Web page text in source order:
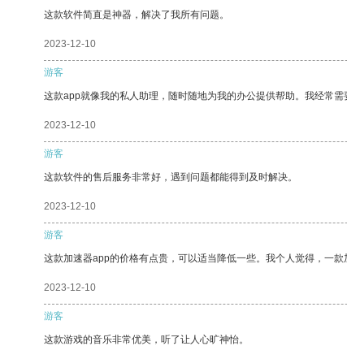
这款软件简直是神器，解决了我所有问题。
2023-12-10
游客
这款app就像我的私人助理，随时随地为我的办公提供帮助。我经常
2023-12-10
游客
这款软件的售后服务非常好，遇到问题都能得到及时解决。
2023-12-10
游客
这款加速器app的价格有点贵，可以适当降低一些。我个人觉得，一
2023-12-10
游客
这款游戏的音乐非常优美，听了让人心旷神怡。